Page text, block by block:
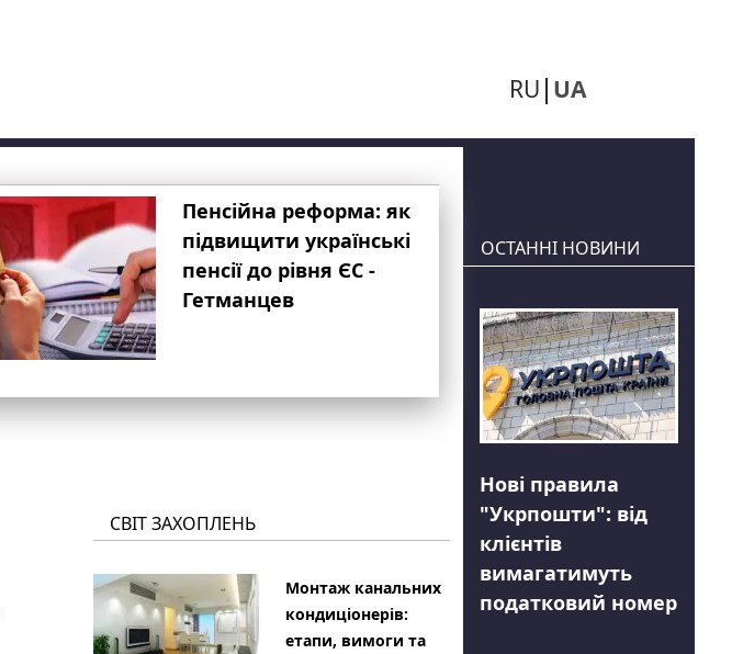
RU UA
Пенсійна реформа: як
підвищити українські
пенсії до рівня ЄС -
Гетманцев
СВІТ ЗАХОПЛЕНЬ
Монтаж канальних
кондиціонерів:
етапи, вимоги та
ОСТАННІ НОВИНИ
Нові правила
"Укрпошти": від
клієнтів
вимагатимуть
податковий номер